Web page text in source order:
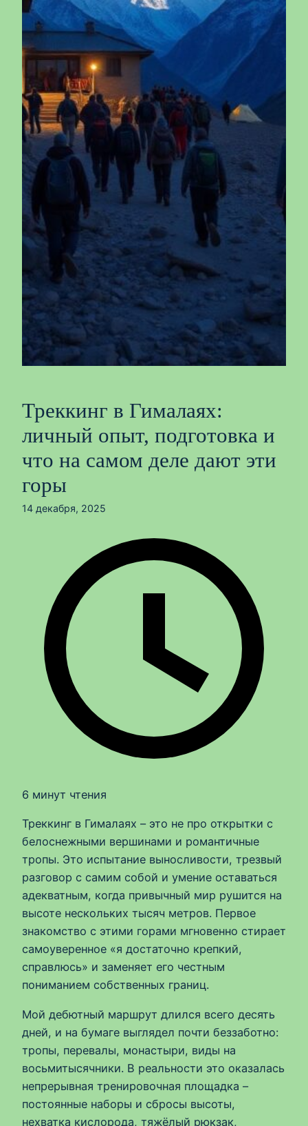
Треккинг в Гималаях:
личный опыт, подготовка и
что на самом деле дают эти
горы
14 декабря, 2025
6 минут чтения
Треккинг в Гималаях – это не про открытки с
белоснежными вершинами и романтичные
тропы. Это испытание выносливости, трезвый
разговор с самим собой и умение оставаться
адекватным, когда привычный мир рушится на
высоте нескольких тысяч метров. Первое
знакомство с этими горами мгновенно стирает
самоуверенное «я достаточно крепкий,
справлюсь» и заменяет его честным
пониманием собственных границ.
Мой дебютный маршрут длился всего десять
дней, и на бумаге выглядел почти беззаботно:
тропы, перевалы, монастыри, виды на
восьмитысячники. В реальности это оказалась
непрерывная тренировочная площадка –
постоянные наборы и сбросы высоты,
нехватка кислорода, тяжёлый рюкзак,